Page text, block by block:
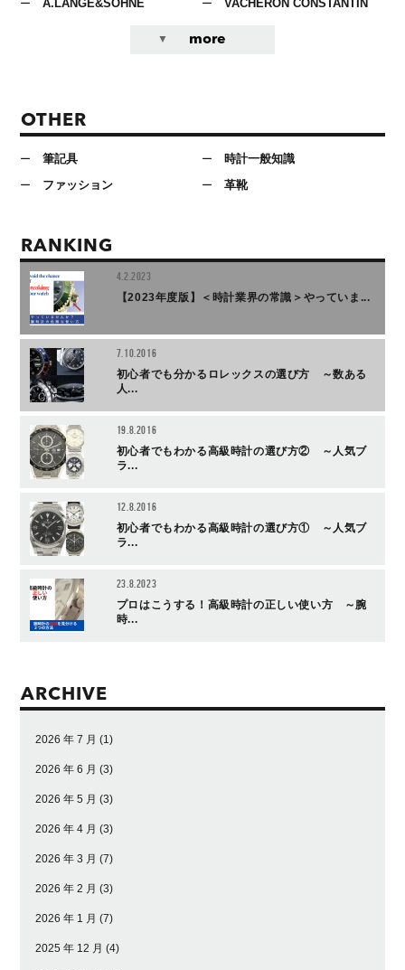
A.LANGE&SOHNE
VACHERON CONSTANTIN
more
OTHER
筆記具
時計一般知識
ファッション
革靴
RANKING
4.2.2023
【2023年度版】＜時計業界の常識＞やっていま...
7.10.2016
初心者でも分かるロレックスの選び方 ～数ある
人...
19.8.2016
初心者でもわかる高級時計の選び方② ～人気ブ
ラ...
12.8.2016
初心者でもわかる高級時計の選び方① ～人気ブ
ラ...
23.8.2023
プロはこうする！高級時計の正しい使い方 ～腕
時...
ARCHIVE
2026 年 7 月 (1)
2026 年 6 月 (3)
2026 年 5 月 (3)
2026 年 4 月 (3)
2026 年 3 月 (7)
2026 年 2 月 (3)
2026 年 1 月 (7)
2025 年 12 月 (4)